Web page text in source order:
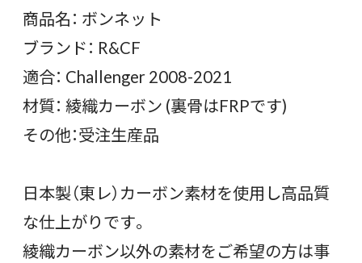
商品名： ボンネット
ブランド： R&CF
適合： Challenger 2008-2021
材質： 綾織カーボン (裏骨はFRPです)
その他：受注生産品
日本製（東レ）カーボン素材を使用し高品質
な仕上がりです。
綾織カーボン以外の素材をご希望の方は事